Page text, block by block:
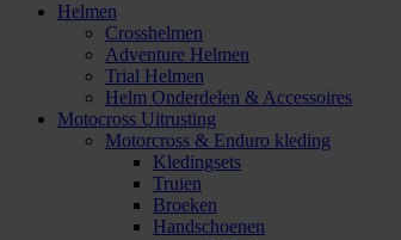
Helmen
Crosshelmen
Adventure Helmen
Trial Helmen
Helm Onderdelen & Accessoires
Motocross Uitrusting
Motorcross & Enduro kleding
Kledingsets
Truien
Broeken
Handschoenen